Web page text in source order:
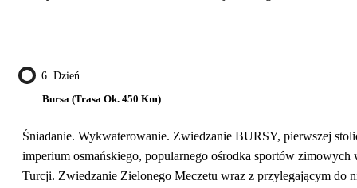
6. Dzień.
Bursa (trasa Ok. 450 Km)
Śniadanie. Wykwaterowanie. Zwiedzanie BURSY, pierwszej
imperium osmańskiego, popularnego ośrodka sportów zimowych
Turcji. Zwiedzanie Zielonego Meczetu wraz z przylegającym do